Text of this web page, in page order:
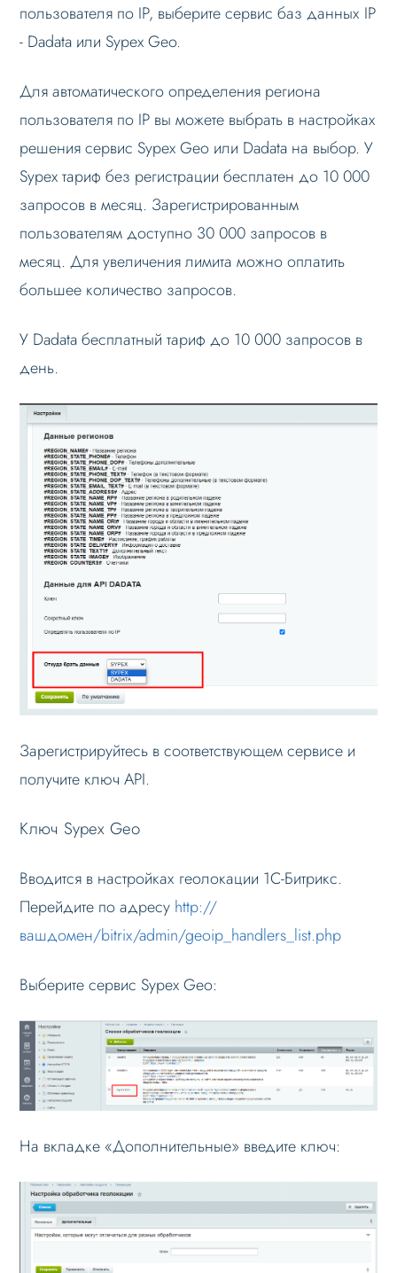
Возможности
Настройка решения
Режимы работы
Основные теги
Настройка данных
Данные регионов
Добавление региона
Редактирование региона
Добавление данных регионов в
Добавление счетчиков статистики
Автоопределение региона по IP
Импорт / экспорт данных
Настройка Sitemap
Настройка robots.txt
Решение проблем
Меню сайта
Блоки / секции сайта
Личный кабинет
Формы и коммуникации
SEO и оптимизация
Лендинги и посадочные страницы
Проблемы и решения
Веб-разработчикам
Вопрос-ответ
пользователя по IP, выберите сервис баз данных IP
- Dadata или Sypex Geo.
Для автоматического определения региона
пользователя по IP вы можете выбрать в настройках
решения сервис Sypex Geo или Dadata на выбор. У
Sypex тариф без регистрации бесплатен до 10 000
запросов в месяц. Зарегистрированным
пользователям доступно 30 000 запросов в
месяц. Для увеличения лимита можно оплатить
большее количество запросов.
У Dadata бесплатный тариф до 10 000 запросов в
день.
Зарегистрируйтесь в соответствующем сервисе и
получите ключ API.
Ключ Sypex Geo
Вводится в настройках геолокации 1С-Битрикс.
Перейдите по адресу http://
вашдомен/bitrix/admin/geoip_handlers_list.php
Выберите сервис Sypex Geo:
На вкладке «Дополнительные» введите ключ: